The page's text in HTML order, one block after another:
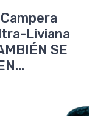
Liviana
SE